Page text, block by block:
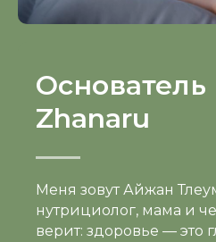
Основатель
Zhanaru
Меня зовут Айжан
нутрициолог, мама и
верит: здоровье — это